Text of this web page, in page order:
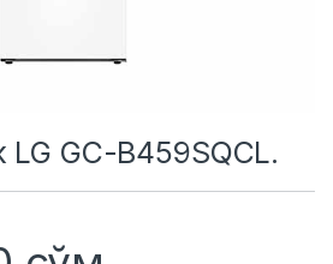
GC-B459SQCL.